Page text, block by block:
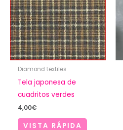
Diamond textiles
Tela japonesa de
cuadritos verdes
4,00€
VISTA RÁPIDA